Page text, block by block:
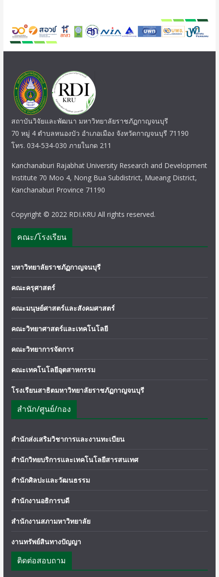
สถาบันวิจัยและพัฒนา มหาวิทยาลัยราชภัฏกาญจนบุรี
70 หมู่ 4 ตำบลหนองบัว อำเภอเมือง จังหวัดกาญจนบุรี 71190
โทร. 034-534-030 ภายในกด 211
Kanchanaburi Rajabhat University Research and Development
Institute 70 Moo 4, Nong Bua Subdistrict, Mueang District,
Kanchanaburi Province 71190
Copyright © 2022 RDI.KRU All rights reserved.
คณะ/โรงเรียน
มหาวิทยาลัยราชภัฏกาญจนบุรี
คณะครุศาสตร์
คณะมนุษย์ศาสตร์และสังคมศาสตร์
คณะวิทยาศาสตร์และเทคโนโลยี
คณะวิทยาการจัดการ
คณะเทคโนโลยีอุตสาหกรรม
โรงเรียนสาธิตมหาวิทยาลัยราชภัฏกาญจนบุรี
สำนัก/ศูนย์/กอง
สำนักส่งเสริมวิชาการและงานทะเบียน
สำนักวิทยบริการและเทคโนโลยีสารสนเทศ
สำนักศิลปะและวัฒนธรรม
สำนักงานอธิการบดี
สำนักงานสภามหาวิทยาลัย
งานทรัพย์สินทางปัญญา
ติดต่อสอบถาม